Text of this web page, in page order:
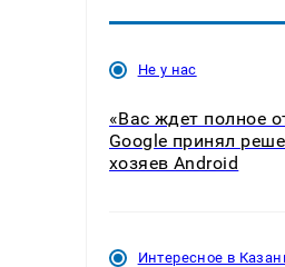
Не у нас
«Вас ждет полное
Google принял
хозяев Android
Интересное в